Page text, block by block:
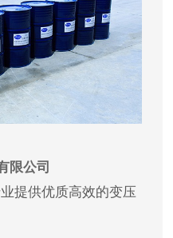
限公司
提供优质高效的变压